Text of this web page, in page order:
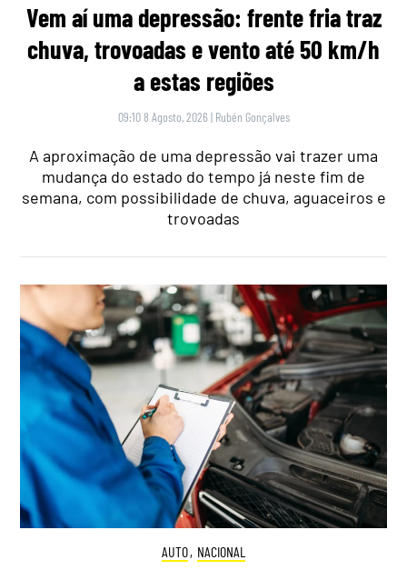
Vem aí uma depressão: frente fria traz
chuva, trovoadas e vento até 50 km/h
a estas regiões
09:10 8 Agosto, 2026 | Rubén Gonçalves
A aproximação de uma depressão vai trazer uma
mudança do estado do tempo já neste fim de
semana, com possibilidade de chuva, aguaceiros e
trovoadas
AUTO, NACIONAL